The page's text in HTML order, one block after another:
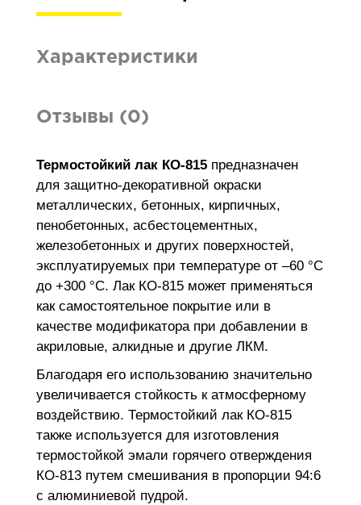
Характеристики
Отзывы (0)
Термостойкий лак КО-815 предназначен
для защитно-декоративной окраски
металлических, бетонных, кирпичных,
пенобетонных, асбестоцементных,
железобетонных и других поверхностей,
эксплуатируемых при температуре от –60 °С
до +300 °С. Лак КО-815 может применяться
как самостоятельное покрытие или в
качестве модификатора при добавлении в
акриловые, алкидные и другие ЛКМ.
Благодаря его использованию значительно
увеличивается стойкость к атмосферному
воздействию. Термостойкий лак КО-815
также используется для изготовления
термостойкой эмали горячего отверждения
КО-813 путем смешивания в пропорции 94:6
с алюминиевой пудрой.